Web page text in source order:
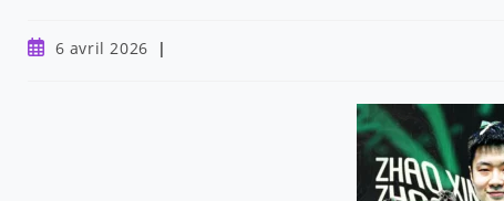
Publication
6 avril 2026